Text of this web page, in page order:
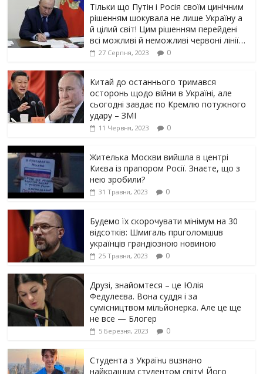
Тільки що Путін і Росія своїм цинічним
рішенням шoкyвaлa не лише Україну а
й цілий світ! Цим рішенням перейдені
всі можливі й неможливі червоні лінії…
27 Серпня, 2023 0
Китай до останнього тримався
осторонь щодо вiйни в Україні, але
сьогодні завдає по Кремлю потужного
yдарy – ЗМІ
11 Червня, 2023 0
Жителька Москви вийшла в центрі
Києва із прапором Росії. Знаєте, що з
нею зробили?
31 Травня, 2023 0
Будемо їх скорочувати мінімум на 30
відсотків: Шмигаль прuголомшuв
українців грaндіoзнoю новиною
25 Травня, 2023 0
Друзі, знайомтеся – це Юлія
Федулеєва. Вона суддя і за
сумісництвом мільйонерка. Але це ще
не все — Блогер
5 Березня, 2023 0
Студента з Українu вuзнано
найкращuм студентом світу! Його